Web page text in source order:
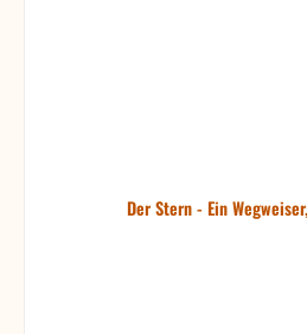
Der Stern - Ein